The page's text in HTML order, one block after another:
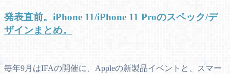
発表直前。iPhone 11/iPhone 11 Proのスペック/デ
ザインまとめ。
毎年9月はIFAの開催に、Appleの新製品イベントと、スマー